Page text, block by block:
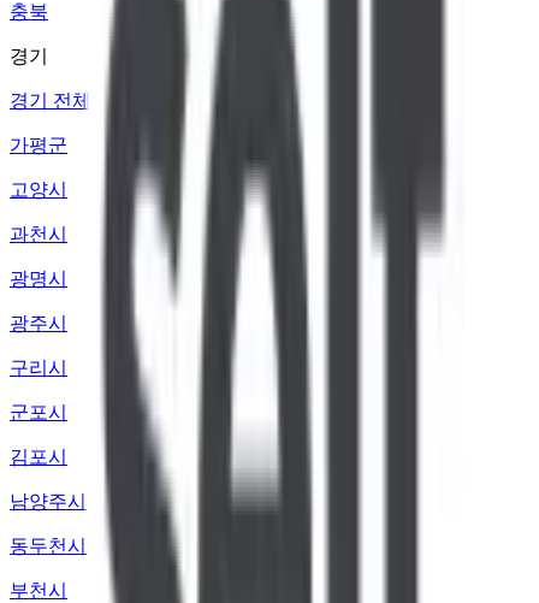
충북
경기
경기 전체
가평군
고양시
과천시
광명시
광주시
구리시
군포시
김포시
남양주시
동두천시
부천시